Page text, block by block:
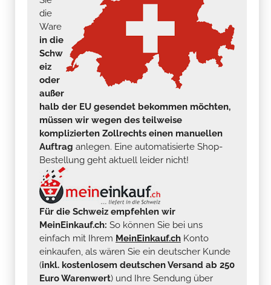
die
Ware
in die
Schw
eiz
oder
außer
halb der EU gesendet bekommen möchten,
müssen wir wegen des teilweise
komplizierten Zollrechts einen manuellen
Auftrag anlegen. Eine automatisierte Shop-
Bestellung geht aktuell leider nicht!
Für die Schweiz empfehlen wir
MeinEinkauf.ch: So können Sie bei uns
einfach mit Ihrem MeinEinkauf.ch Konto
einkaufen, als wären Sie ein deutscher Kunde
(inkl. kostenlosem deutschen Versand ab 250
Euro Warenwert) und Ihre Sendung über